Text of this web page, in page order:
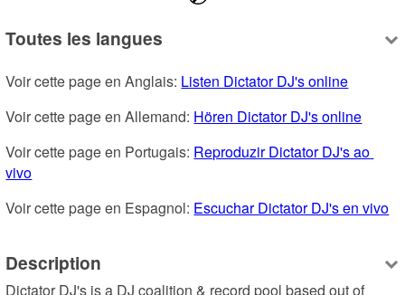
Toutes les langues
Voir cette page en Anglais: Listen Dictator DJ's online
Voir cette page en Allemand: Hören Dictator DJ's online
Voir cette page en Portugais: Reproduzir Dictator DJ's ao
vivo
Voir cette page en Espagnol: Escuchar Dictator DJ's en vivo
Description
Dictator DJ's is a DJ coalition & record pool based out of